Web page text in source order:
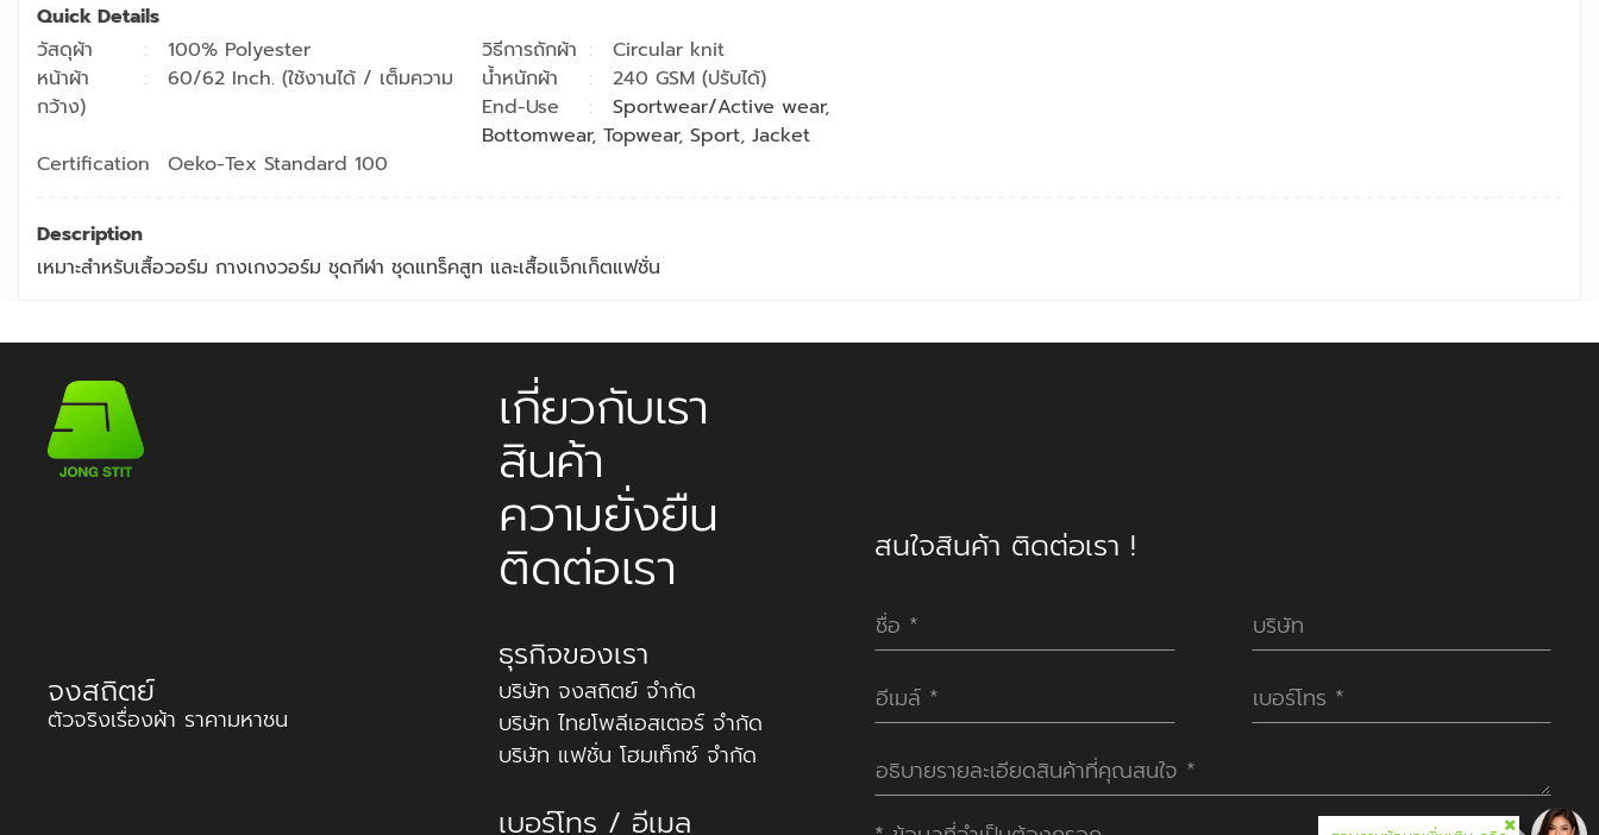
Quick Details
วัสดุผ้า
100% Polyester วิธีการถักผ้า
Circular knit
หน้าผ้า
60/62 Inch. (ใช้งานได้ / เต็มความ
กว้าง)
น้ำหนักผ้า
240 GSM (ปรับได้)
End-Use
Sportwear/Active wear,
Bottomwear, Topwear, Sport, Jacket
Certification
Oeko-Tex Standard 100
Description
เหมาะสำหรับเสื้อวอร์ม กางเกงวอร์ม ชุดกีฬา ชุดแทร็คสูท และเสื้อแจ็กเก็ตแฟชั่น
จงสถิตย์
ตัวจริงเรื่องผ้า ราคามหาชน
เกี่ยวกับเรา
สินค้า
ความยั่งยืน
ติดต่อเรา
ธุรกิจของเรา
บริษัท จงสถิตย์ จำกัด
บริษัท ไทยโพลีเอสเตอร์ จำกัด
บริษัท แฟชั่น โฮมเท็กซ์ จำกัด
เบอร์โทร / อีเมล
สนใจสินค้า ติดต่อเรา !